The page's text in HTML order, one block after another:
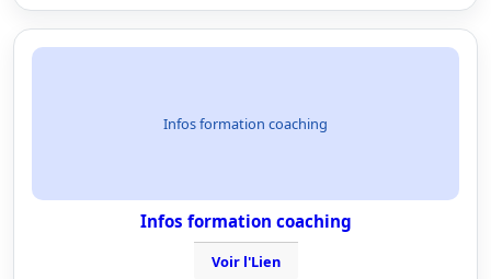
Infos formation coaching
Infos formation coaching
Voir l'Lien